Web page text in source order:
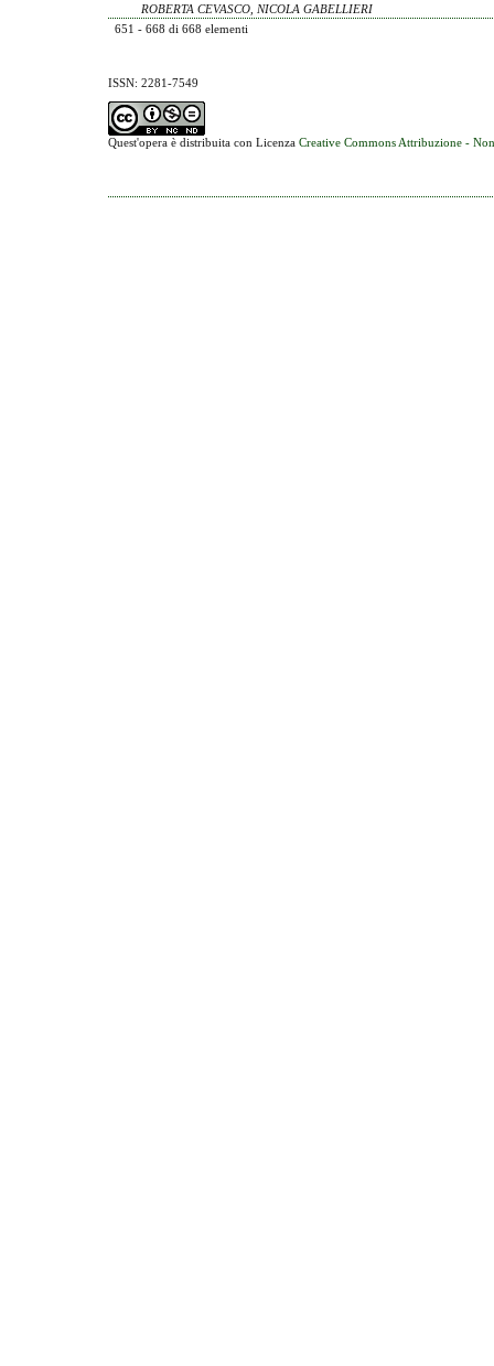
ROBERTA CEVASCO, NICOLA GABELLIERI
651 - 668 di 668 elementi
ISSN: 2281-7549
Quest'opera è distribuita con Licenza Creative Commons Attribuzione -